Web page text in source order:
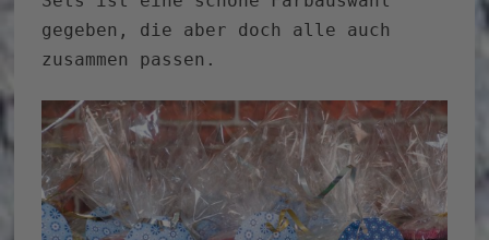
gegeben, die aber doch alle auch
zusammen passen.